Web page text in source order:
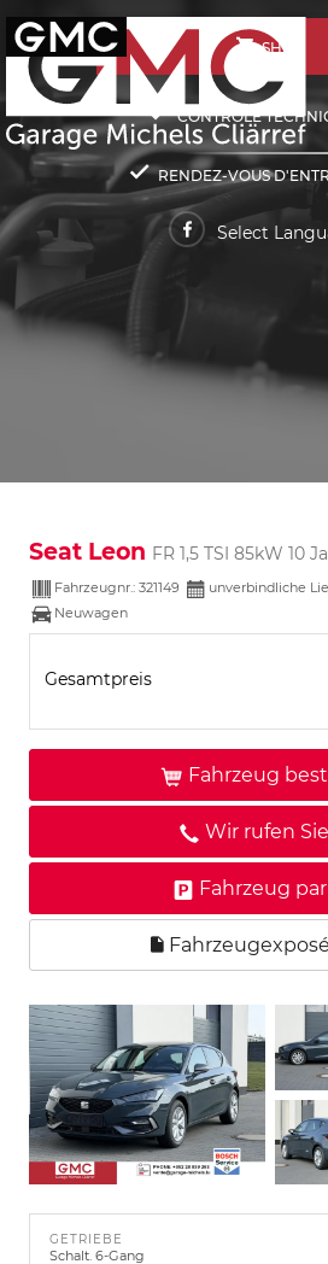
SHOP
CONTRÔLE
RENDEZ-VOUS
Select
Seat Leon FR 1,5 TSI 85kW 10
Fahrzeugnr.: 321149 unverbindliche
Neuwagen
Gesamtpreis
Fahrzeug
Wir rufen
Fahrzeug
GETRIEBE
Schalt. 6-Gang